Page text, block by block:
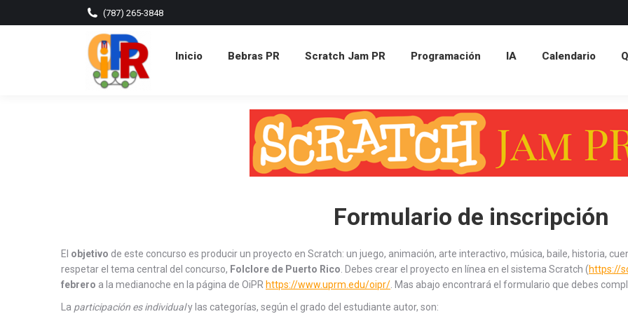
(787) 265-3848
Inicio Bebras PR Scratch Jam PR Programación IA Calendario
Formulario de inscripción
El objetivo de este concurso es producir un proyecto en Scratch: un juego, animación, arte interactivo, música, baile, historia,
respetar el tema central del concurso, Folclore de Puerto Rico . Debes crear el proyecto en línea en el sistema Scratch (https://
febrero a la medianoche en la página de OiPR https://www.uprm.edu/oipr/ . Mas abajo encontrará el formulario que debes
La participación es individualy las categorías, según el grado del estudiante autor, son: